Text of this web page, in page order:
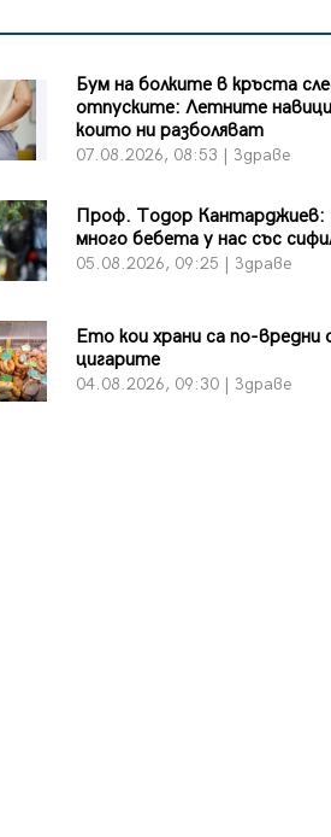
Бум на болките в кръста
отпуските: Летните
които ни разболяват
07.08.2026, 08:53 | Здраве
Проф. Тодор Кантарджиев:
много бебета у нас със
05.08.2026, 09:25 | Здраве
Ето кои храни са по-вредни
цигарите
04.08.2026, 09:30 | Здраве